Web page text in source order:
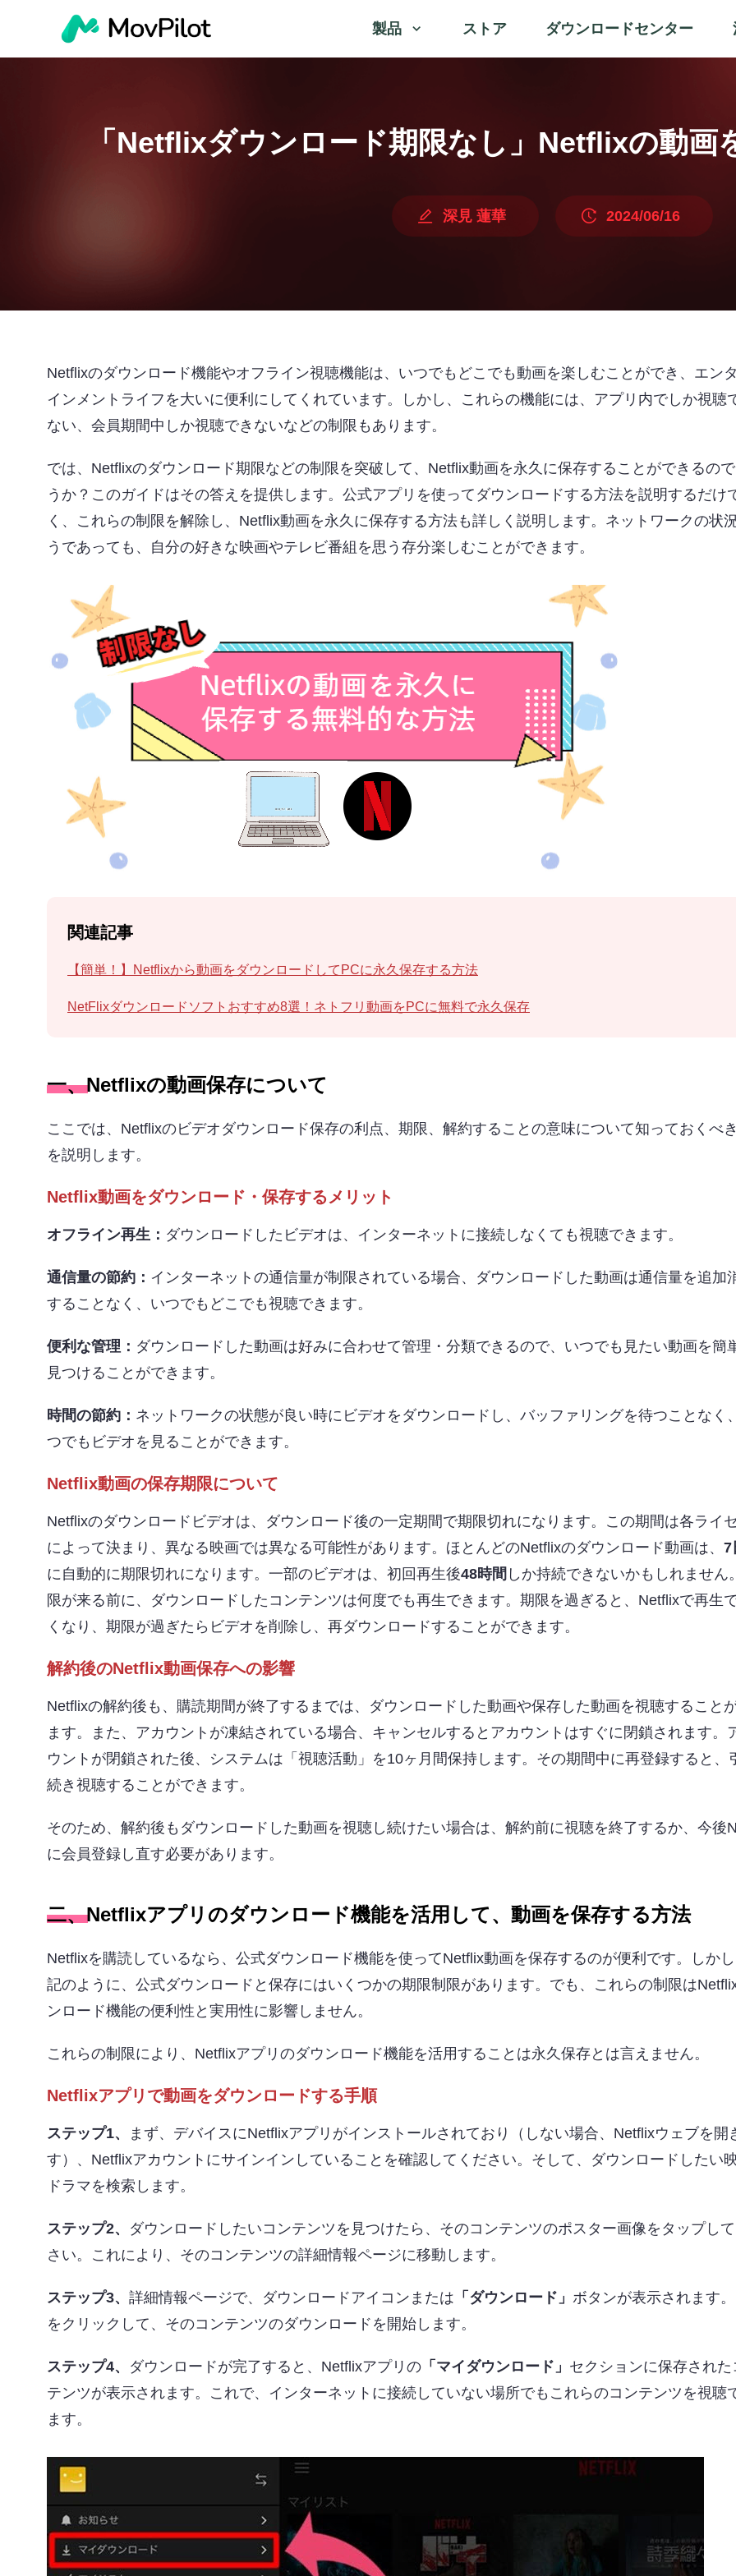
製品 ストア ダウンロードセンター
「Netflixダウンロード期限なし」Netflixの動画
深見 蓮華 2024/06/16
Netflixのダウンロード機能やオフライン視聴機能は、いつでもどこでも動画を楽しむことができ、エン
インメントライフを大いに便利にしてくれています。しかし、これらの機能には、アプリ内でしか視聴
ない、会員期間中しか視聴できないなどの制限もあります。
では、Netflixのダウンロード期限などの制限を突破して、Netflix動画を永久に保存することができるので
うか？このガイドはその答えを提供します。公式アプリを使ってダウンロードする方法を説明するだけ
く、これらの制限を解除し、Netflix動画を永久に保存する方法も詳しく説明します。ネットワークの状
うであっても、自分の好きな映画やテレビ番組を思う存分楽しむことができます。
関連記事
【簡単！】Netflixから動画をダウンロードしてPCに永久保存する方法
NetFlixダウンロードソフトおすすめ8選！ネトフリ動画をPCに無料で永久保存
一、Netflixの動画保存について
ここでは、Netflixのビデオダウンロード保存の利点、期限、解約することの意味について知っておくべ
を説明します。
Netflix動画をダウンロード・保存するメリット
オフライン再生： ダウンロードしたビデオは、インターネットに接続しなくても視聴できます。
通信量の節約： インターネットの通信量が制限されている場合、ダウンロードした動画は通信量を追加
することなく、いつでもどこでも視聴できます。
便利な管理： ダウンロードした動画は好みに合わせて管理・分類できるので、いつでも見たい動画を簡
見つけることができます。
時間の節約： ネットワークの状態が良い時にビデオをダウンロードし、バッファリングを待つことなく
つでもビデオを見ることができます。
Netflix動画の保存期限について
Netflixのダウンロードビデオは、ダウンロード後の一定期間で期限切れになります。この期間は各ライ
によって決まり、異なる映画では異なる可能性があります。ほとんどのNetflixのダウンロード動画は、 7
に自動的に期限切れになります。一部のビデオは、初回再生後48時間 しか持続できないかもしれません
限が来る前に、ダウンロードしたコンテンツは何度でも再生できます。期限を過ぎると、Netflixで再生
くなり、期限が過ぎたらビデオを削除し、再ダウンロードすることができます。
解約後のNetflix動画保存への影響
Netflixの解約後も、購読期間が終了するまでは、ダウンロードした動画や保存した動画を視聴すること
ます。また、アカウントが凍結されている場合、キャンセルするとアカウントはすぐに閉鎖されます。
ウントが閉鎖された後、システムは「視聴活動」を10ヶ月間保持します。その期間中に再登録すると、
続き視聴することができます。
そのため、解約後もダウンロードした動画を視聴し続けたい場合は、解約前に視聴を終了するか、今後
に会員登録し直す必要があります。
二、Netflixアプリのダウンロード機能を活用して、動画を保存する方法
Netflixを購読しているなら、公式ダウンロード機能を使ってNetflix動画を保存するのが便利です。しか
記のように、公式ダウンロードと保存にはいくつかの期限制限があります。でも、これらの制限は
ンロード機能の便利性と実用性に影響しません。
これらの制限により、Netflixアプリのダウンロード機能を活用することは永久保存とは言えません。
Netflixアプリで動画をダウンロードする手順
ステップ1、
まず、デバイスにNetflixアプリがインストールされており（しない場合、Netflixウェブを開
す）、Netflixアカウントにサインインしていることを確認してください。そして、ダウンロードしたい
ドラマを検索します。
ステップ2、 ダウンロードしたいコンテンツを見つけたら、そのコンテンツのポスター画像をタップし
さい。これにより、そのコンテンツの詳細情報ページに移動します。
ステップ3、 詳細情報ページで、ダウンロードアイコンまたは 「ダウンロード」 ボタンが表示されます
をクリックして、そのコンテンツのダウンロードを開始します。
ステップ4、 ダウンロードが完了すると、Netflixアプリの 「マイダウンロード」 セクションに保存された
テンツが表示されます。これで、インターネットに接続していない場所でもこれらのコンテンツを視聴
ます。